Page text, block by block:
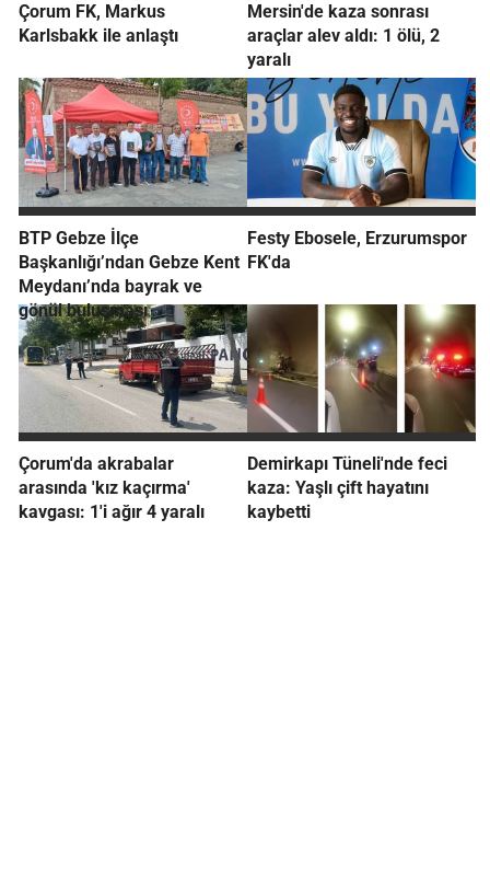
Çorum FK, Markus
Karlsbakk ile anlaştı
Mersin'de kaza sonrası
araçlar alev aldı: 1 ölü, 2
yaralı
BTP Gebze İlçe
Başkanlığı’ndan Gebze Kent
Meydanı’nda bayrak ve
gönül buluşması
Festy Ebosele, Erzurumspor
FK'da
Çorum'da akrabalar
arasında 'kız kaçırma'
kavgası: 1'i ağır 4 yaralı
Demirkapı Tüneli'nde feci
kaza: Yaşlı çift hayatını
kaybetti